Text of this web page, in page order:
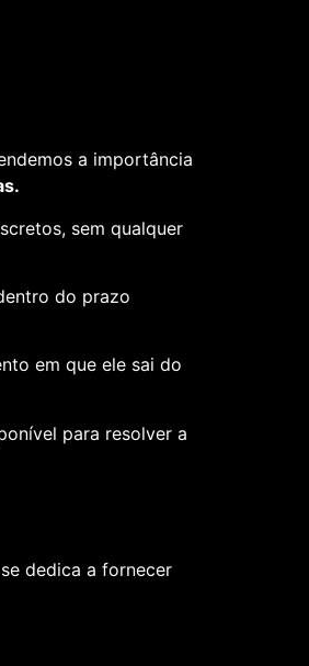
a importância
sem qualquer
do prazo
em que ele sai do
para resolver a
dedica a fornecer